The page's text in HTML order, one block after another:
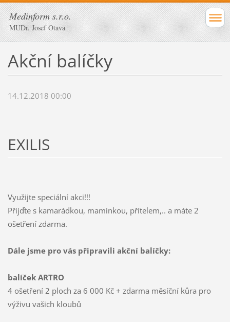
Medinform s.r.o.
MUDr. Josef Otava
Akční balíčky
14.12.2018 00:00
EXILIS
Využijte speciální akci!!!
Přijďte s kamarádkou, maminkou, přítelem,.. a máte 2
ošetření zdarma.
Dále jsme pro vás připravili akční balíčky:
balíček ARTRO
4 ošetření 2 ploch za 6 000 Kč + zdarma měsíční kůra pro
výživu vašich kloubů